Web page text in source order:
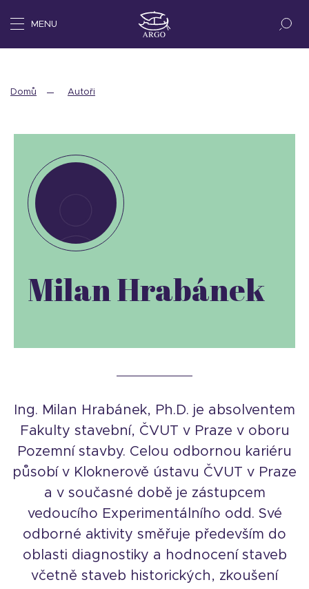
MENU
Domů Autoři
Milan Hrabánek
Ing. Milan Hrabánek, Ph.D. je absolventem
Fakulty stavební, ČVUT v Praze v oboru
Pozemní stavby. Celou odbornou kariéru
působí v Kloknerově ústavu ČVUT v Praze
a v současné době je zástupcem
vedoucího Experimentálního odd. Své
odborné aktivity směřuje především do
oblasti diagnostiky a hodnocení staveb
včetně staveb historických, zkoušení